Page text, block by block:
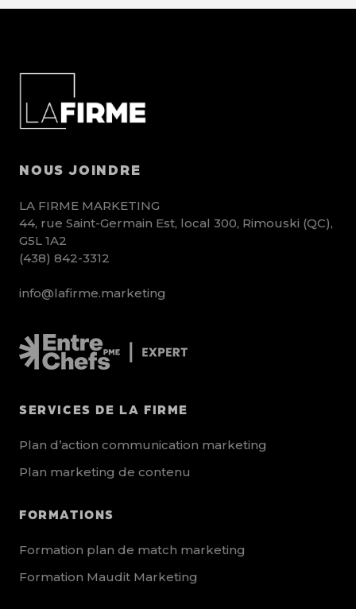
NOUS JOINDRE
LA FIRME MARKETING
44, rue Saint-Germain Est, local 300, Rimouski (QC),
G5L 1A2
(438) 842-3312
info@lafirme.marketing
SERVICES DE LA FIRME
Plan d’action communication marketing
Plan marketing de contenu
FORMATIONS
Formation plan de match marketing
Formation Maudit Marketing